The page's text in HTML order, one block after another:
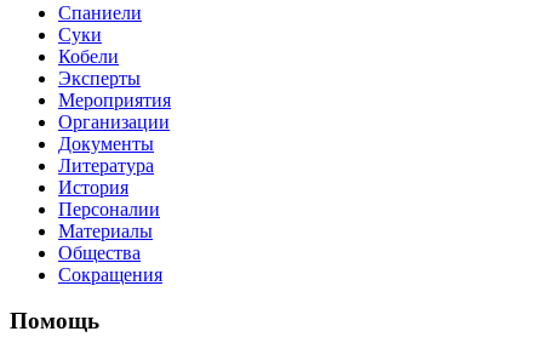
Спаниели
Суки
Кобели
Эксперты
Мероприятия
Организации
Документы
Литература
История
Персоналии
Материалы
Общества
Сокращения
Помощь